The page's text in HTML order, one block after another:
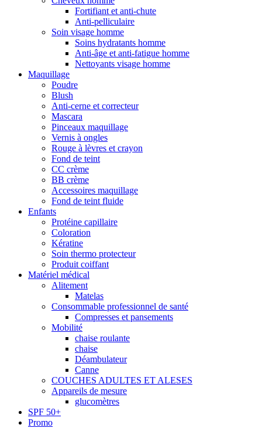
Fortifiant et anti-chute
Anti-pelliculaire
Soin visage homme
Soins hydratants homme
Anti-âge et anti-fatigue homme
Nettoyants visage homme
Maquillage
Poudre
Blush
Anti-cerne et correcteur
Mascara
Pinceaux maquillage
Vernis à ongles
Rouge à lèvres et crayon
Fond de teint
CC crème
BB crème
Accessoires maquillage
Fond de teint fluide
Enfants
Protéine capillaire
Coloration
Kératine
Soin thermo protecteur
Produit coiffant
Matériel médical
Alitement
Matelas
Consommable professionnel de santé
Compresses et pansements
Mobilité
chaise roulante
chaise
Déambulateur
Canne
COUCHES ADULTES ET ALESES
Appareils de mesure
glucomètres
SPF 50+
Promo